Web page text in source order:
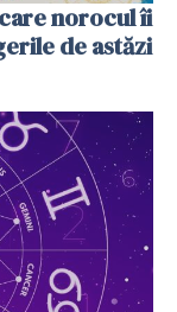
norocul îi
de astăzi